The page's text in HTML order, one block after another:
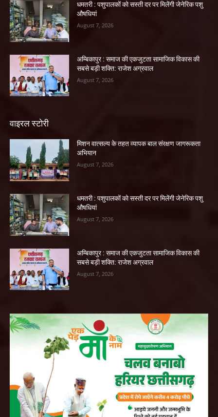
धमतरी : पशुपालकों को सस्ती दर पर मिलेंगी जेनेरिक पशु
औषधियां
August 7, 2026
अम्बिकापुर : समाज की एकजुटता सामाजिक विकास की
सबसे बड़ी शक्ति: राजेश अग्रवाल
August 7, 2026
वाइरल स्टोरी
मिशन वात्सल्य के तहत व्यापक बाल संरक्षण जागरूकता
अभियान
August 7, 2026
धमतरी : पशुपालकों को सस्ती दर पर मिलेंगी जेनेरिक पशु
औषधियां
August 7, 2026
अम्बिकापुर : समाज की एकजुटता सामाजिक विकास की
सबसे बड़ी शक्ति: राजेश अग्रवाल
August 7, 2026